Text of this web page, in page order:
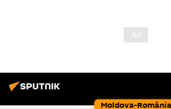
Moldova-România